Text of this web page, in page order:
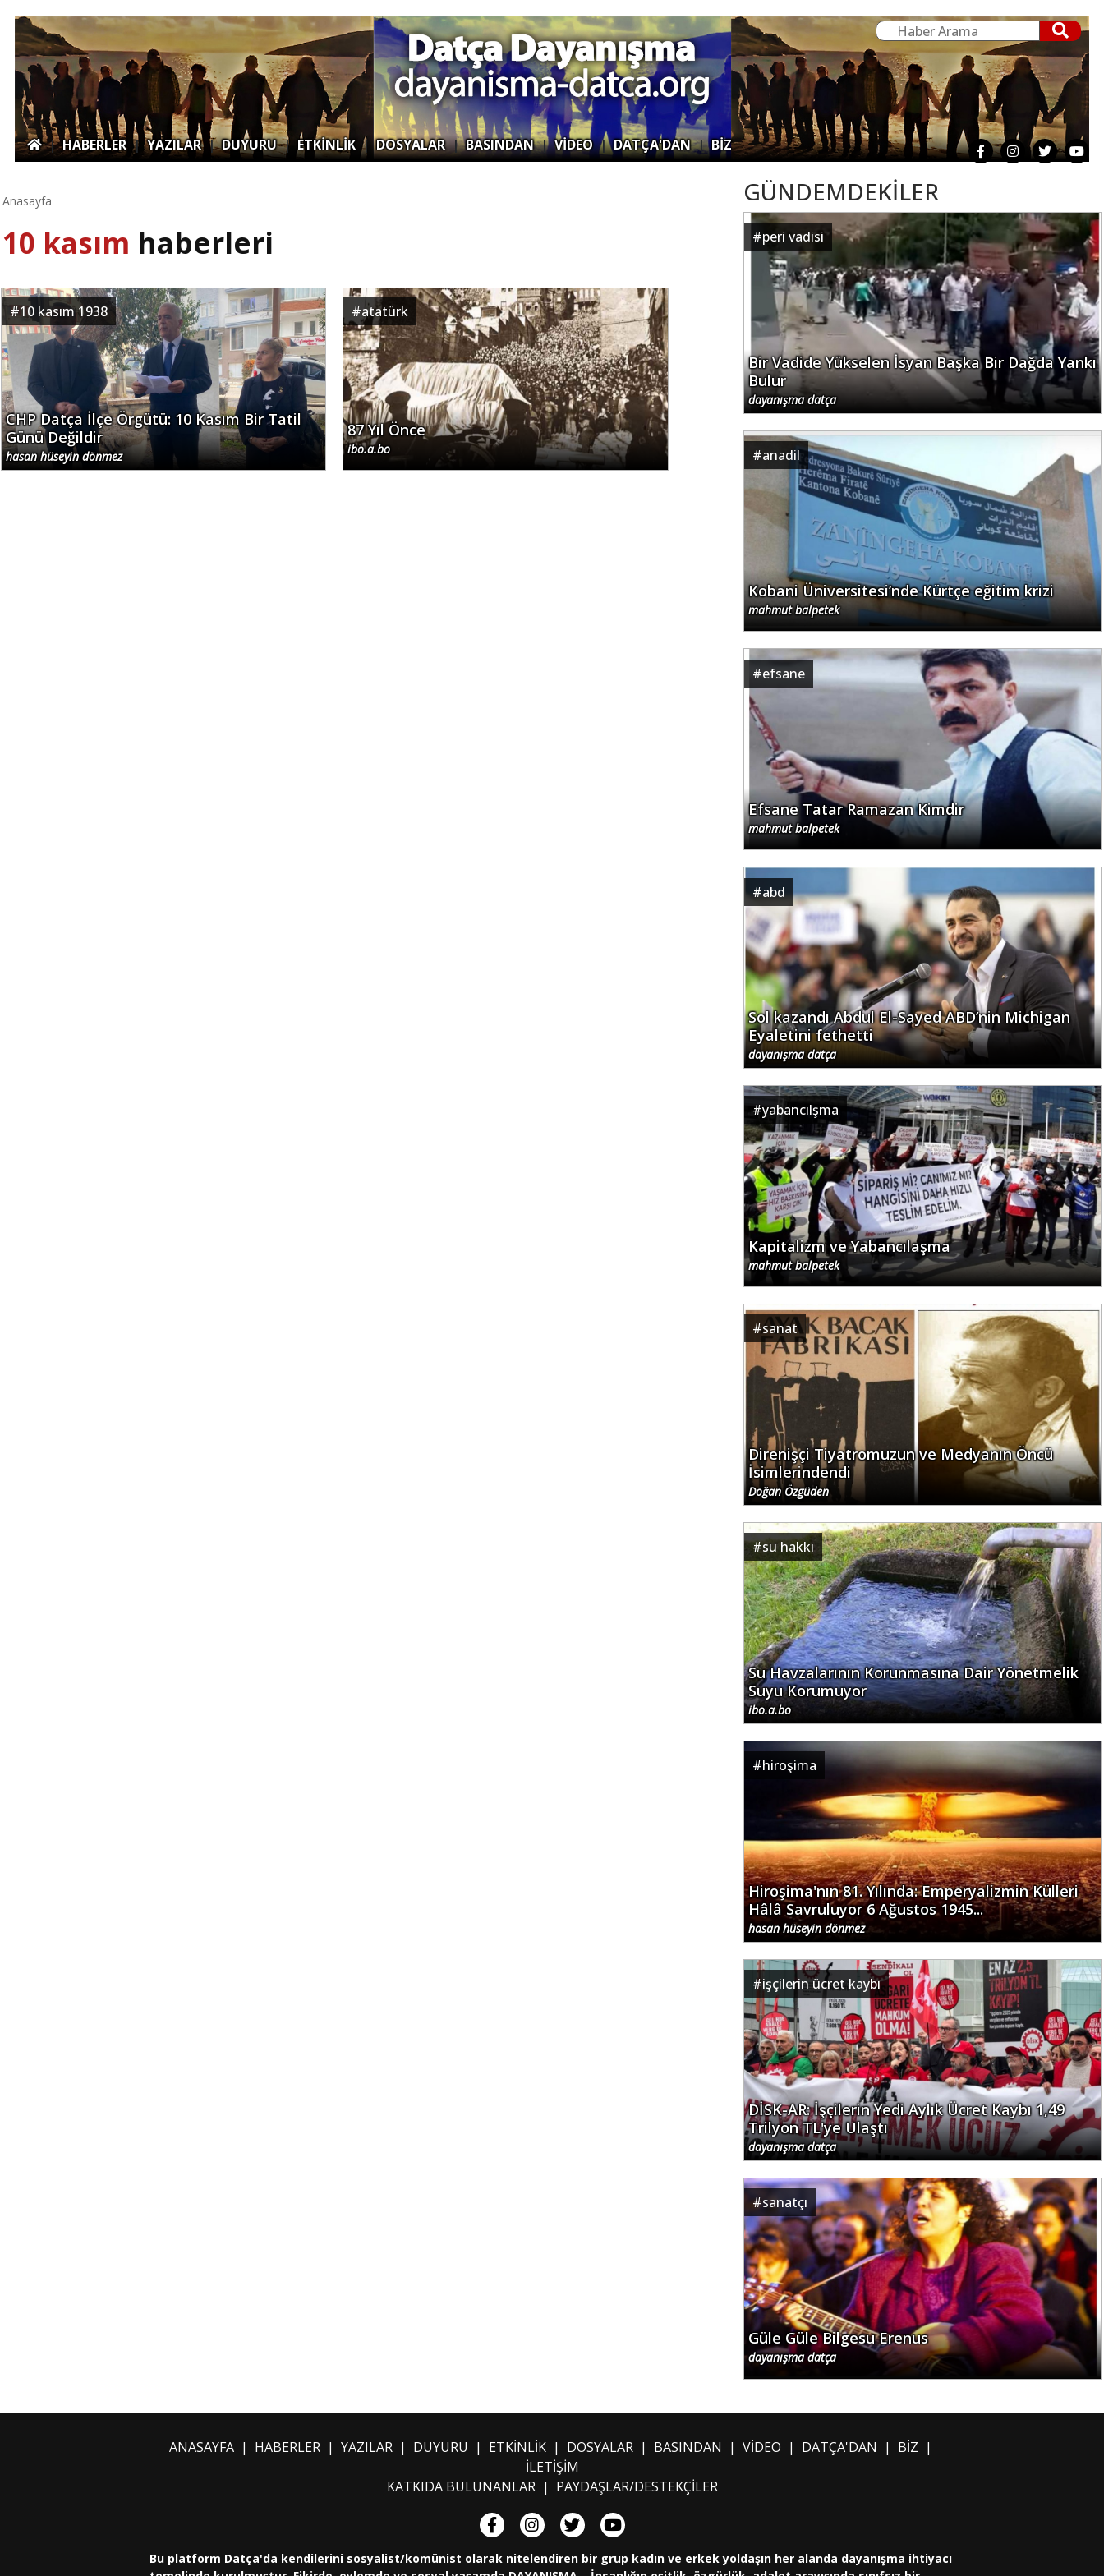
|HABERLER|YAZILAR|DUYURU| ETKİNLİK |DOSYALAR|BASINDAN|VİDEO|DATÇA'DAN|BİZ
Anasayfa
10 kasım haberleri
#10 kasım 1938
CHP Datça İlçe Örgütü: 10 Kasım Bir Tatil
Günü Değildir
hasan hüseyin dönmez
#atatürk
87 Yıl Önce
ibo.a.bo
GÜNDEMDEKİLER
#peri vadisi
Bir Vadide Yükselen İsyan Başka Bir Dağda Yankı
Bulur
dayanışma datça
#anadil
Kobani Üniversitesi’nde Kürtçe eğitim krizi
mahmut balpetek
#efsane
Efsane Tatar Ramazan Kimdir
mahmut balpetek
#abd
Sol kazandı Abdul El-Sayed ABD’nin Michigan
Eyaletini fethetti
dayanışma datça
#yabancılşma
Kapitalizm ve Yabancılaşma
mahmut balpetek
#sanat
Direnişçi Tiyatromuzun ve Medyanın Öncü
İsimlerindendi
Doğan Özgüden
#su hakkı
Su Havzalarının Korunmasına Dair Yönetmelik
Suyu Korumuyor
ibo.a.bo
#hiroşima
Hiroşima'nın 81. Yılında: Emperyalizmin Külleri
Hâlâ Savruluyor 6 Ağustos 1945...
hasan hüseyin dönmez
#işçilerin ücret kaybı
DİSK-AR: İşçilerin Yedi Aylık Ücret Kaybı 1,49
Trilyon TL'ye Ulaştı
dayanışma datça
#sanatçı
Güle Güle Bilgesu Erenus
dayanışma datça
ANASAYFA| HABERLER| YAZILAR| DUYURU | ETKİNLİK| DOSYALAR| BASINDAN | VİDEO | DATÇA'DAN | BİZ |
İLETİŞİM
KATKIDA BULUNANLAR| PAYDAŞLAR/DESTEKÇİLER
Bu platform Datça'da kendilerini sosyalist/komünist olarak nitelendiren bir grup kadın ve erkek yoldaşın her alanda dayanışma ihtiyacı